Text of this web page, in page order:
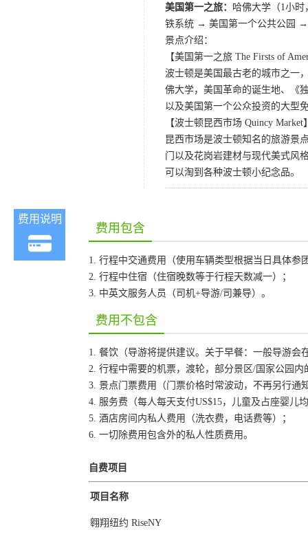
美国第一之旅： 哈佛大学（1小
铁系统 → 美国第一个公共公园
景点介绍：
【美国第一之旅 The Firsts of
波士顿是美国最古老的城市之一
佛大学，美国革命的诞生地、《
以及美国第一个公众投资的大型
【波士顿昆西市场 Quincy Market
昆西市场是波士顿知名的旅游景
门以及花岗岩建材与现代美式风
可以淘到各种波士顿小纪念品。
费用说明
费用包含
1. 行程中交通费用（使用车辆类型根据当日具体参
2. 行程中住宿（住宿晚数等于行程天数减一）；
3. 中英文服务人员（司机+导游/司兼导）。
费用不包含
1. 餐饮（导游将提供建议。关于早餐：一般导游
2. 行程中需要的机票，渡轮，部分景区/国家公园内
3. 景点门票费用（门票价格时常波动，不再另行通
4. 服务费（每人每天支付US$15，儿童及占座婴儿
5. 酒店房间内私人费用（洗衣费，电话费等）；
6. 一切除费用包含外的私人性质费用。
自费项目
项目名称
翱翔纽约 RiseNY